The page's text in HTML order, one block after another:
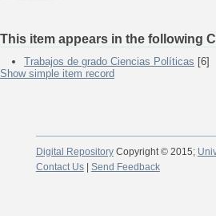
This item appears in the following
Trabajos de grado Ciencias Políticas [6]
Show simple item record
Digital RepositoryCopyright © 2015;
Contact Us| Send Feedback